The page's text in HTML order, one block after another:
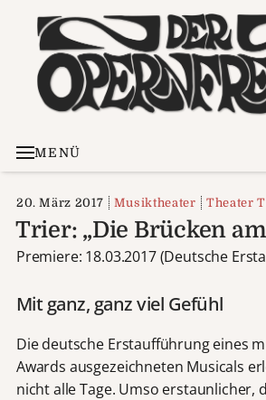
MENÜ
20. März 2017 Musiktheater Theater
Trier: „Die Brücken
Premiere: 18.03.2017 (Deutsche
Mit ganz, ganz viel Gefühl
Die deutsche Erstaufführung eines
Awards ausgezeichneten Musicals
nicht alle Tage. Umso erstaunlicher,